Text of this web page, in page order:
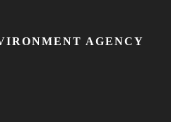
AGENCY